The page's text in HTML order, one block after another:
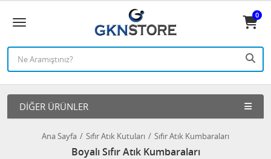
0
DIĞER ÜRÜNLER
Ana Sayfa Sıfır Atık Kutuları Sıfır Atık Kumbaraları
Boyalı Sıfır Atık Kumbaraları